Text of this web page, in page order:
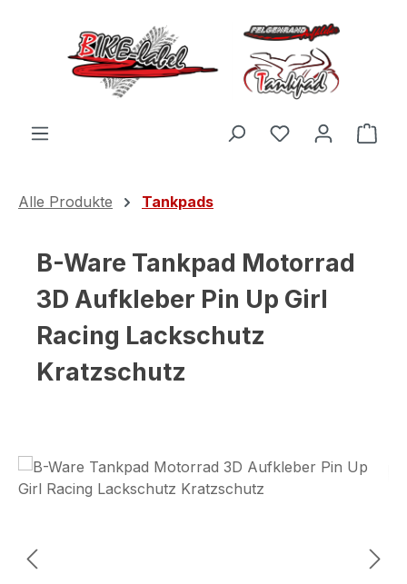
Zum Hauptinhalt springen
Du hast 0
Alle Produkte Tankpads
B-Ware Tankpad Motorrad
3D Aufkleber Pin Up Girl
Racing Lackschutz
Kratzschutz
Bildergalerie überspringen